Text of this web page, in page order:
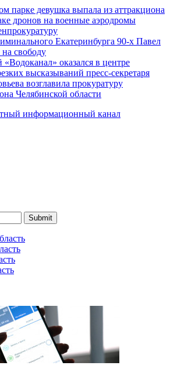
парке девушка выпала из аттракциона
дронов на военные аэродромы
Екатеринбурга 90-х Павел
свободу
оказался в центре
высказываний пресс-секретаря
возглавила прокуратуру
Челябинской области
информационный канал
Submit